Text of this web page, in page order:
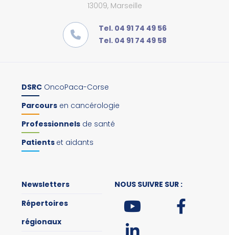
13009, Marseille
Tel. 04 91 74 49 56
Tel. 04 91 74 49 58
DSRC OncoPaca-Corse
Parcours en cancérologie
Professionnels de santé
Patients et aidants
Newsletters
Répertoires
régionaux
NOUS SUIVRE SUR :